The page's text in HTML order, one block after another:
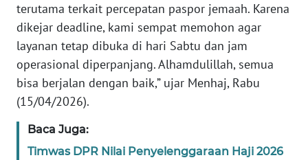
terutama terkait percepatan paspor jemaah. Karena
dikejar deadline, kami sempat memohon agar
layanan tetap dibuka di hari Sabtu dan jam
operasional diperpanjang. Alhamdulillah, semua
bisa berjalan dengan baik,” ujar Menhaj, Rabu
(15/04/2026).
Baca Juga:
Timwas DPR Nilai Penyelenggaraan Haji 2026
WN
JAKARTA
WN
JABAR
BANTEN